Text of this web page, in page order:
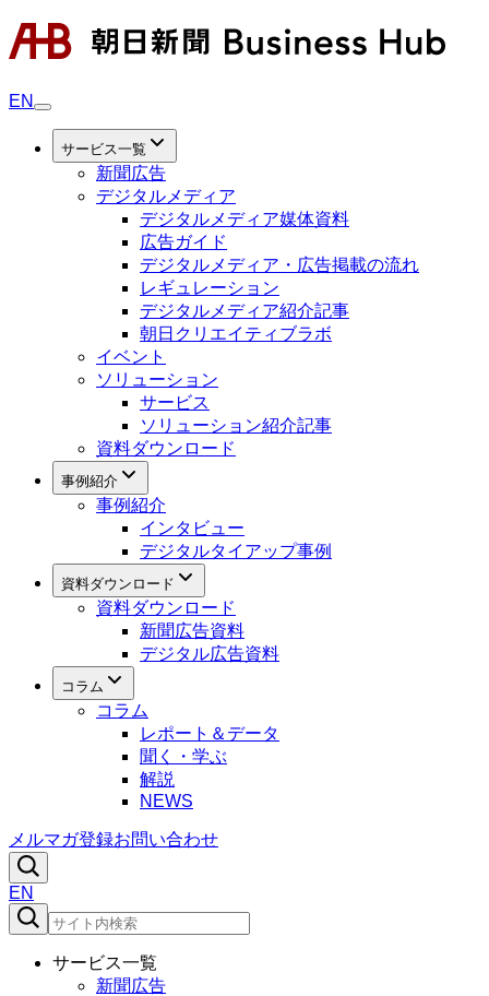
EN
サービス一覧
新聞広告
デジタルメディア
デジタルメディア媒体資料
広告ガイド
デジタルメディア・広告掲載の流れ
レギュレーション
デジタルメディア紹介記事
朝日クリエイティブラボ
イベント
ソリューション
サービス
ソリューション紹介記事
資料ダウンロード
事例紹介
事例紹介
インタビュー
デジタルタイアップ事例
資料ダウンロード
資料ダウンロード
新聞広告資料
デジタル広告資料
コラム
コラム
レポート＆データ
聞く・学ぶ
解説
NEWS
メルマガ登録お問い合わせ
EN
サービス一覧
新聞広告